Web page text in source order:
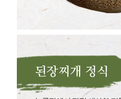
된장찌개 정식